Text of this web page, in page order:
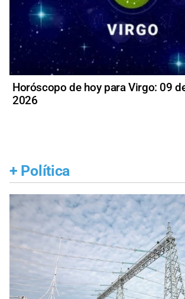
Horóscopo de hoy para Virgo: 09
2026
+ Política